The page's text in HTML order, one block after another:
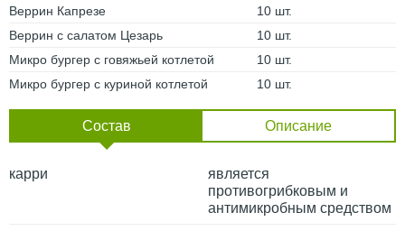
Веррин Капрезе
10 шт.
Веррин с салатом Цезарь
10 шт.
Микро бургер с говяжьей котлетой
10 шт.
Микро бургер с куриной котлетой
10 шт.
Состав Описание
карри
является
противогрибковым и
антимикробным средством